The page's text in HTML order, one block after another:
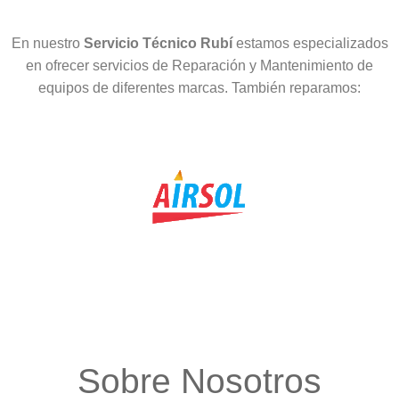
En nuestro Servicio Técnico Rubí estamos especializados
en ofrecer servicios de Reparación y Mantenimiento de
equipos de diferentes marcas. También reparamos:
Sobre Nosotros